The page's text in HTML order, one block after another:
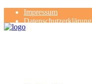
Impressum
Datenschutzerklärung
Kontakt